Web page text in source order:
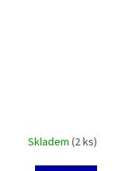
Skladem (2 ks)